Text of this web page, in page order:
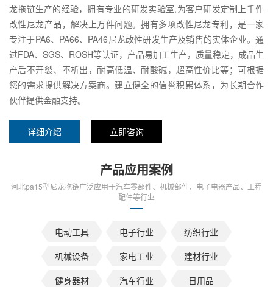
龙拖链生产的经验，拥有专业的研发实验室,为客户研发定制上千件
改性尼龙产品，解决上万件问题。拥有多项改性尼龙专利，是一家
专注于PA6、PA66、PA46尼龙改性研发生产及销售的实体企业。通
过FDA、SGS、ROSH等认证，产品易加工生产，质量稳定，成品生
产后不开裂、不析出，耐高低温、耐酸碱，超高性价比等；可根据
您的需求提供解决方案商。建立健全的信誉积累体系，为长期合作
伙伴提供金融支持。
详细介绍 立即咨询
产品应用案例
河北pa15型尼龙拖链广泛应用于汽车零部件、机械部件、电子电器产品、工程
配件等行业
电动工具 电子行业
纺织行业
机械设备
家电工业
建材行业
健身器材
汽车行业
日用品